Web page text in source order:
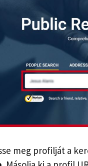
meg profilját a